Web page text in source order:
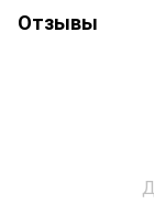
Отзывы